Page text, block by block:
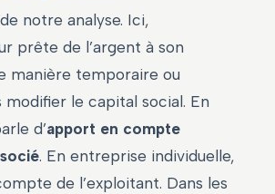
notre analyse. Ici,
prête de l’argent à son
manière temporaire ou
modifier le capital social. En
d’apport en compte
. En entreprise individuelle,
de l’exploitant. Dans les